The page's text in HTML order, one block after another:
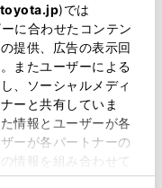
)では
に合わせたコンテン
提供、広告の表示回
またユーザーによる
、ソーシャルメディ
ーと共有していま
情報とユーザーが各
ーが各パートナーの
情報を組み合わせて
トの使用を続行する